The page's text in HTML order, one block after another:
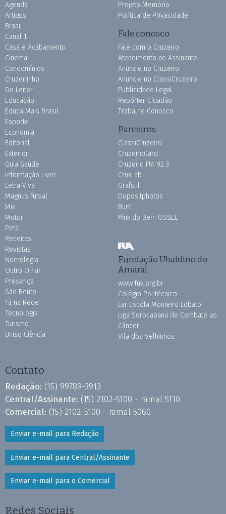
Agenda
Artigos
Brasil
Canal 1
Casa e Acabamento
Cinema
Condomínios
Cruzeirinho
Do Leitor
Educação
Educa Mais Brasil
Esporte
Economia
Editorial
Exterior
Guia Saúde
Informação Livre
Letra Viva
Magnus Futsal
Mix
Motor
Pets
Receitas
Revistas
Necrologia
Outro Olhar
Presença
São Bento
Tá na Rede
Tecnologia
Turismo
Uniso Ciência
Projeto Memória
Política de Privacidade
Fale conosco
Fale com o Cruzeiro
Atendimento ao Assinante
Anuncie no Cruzeiro
Anuncie no ClassiCruzeiro
Publicidade Legal
Repórter Cidadão
Trabalhe Conosco
Parceiros
ClassiCruzeiro
CruzeiroCard
Cruzeiro FM 92.3
CruxLab
Grafsul
Depositphotos
Burh
Pink do Bem OSSEL
Fundação Ubaldino do
Amaral
www.fua.org.br
Colégio Politécnico
Lar Escola Monteiro Lobato
Liga Sorocabana de Combate ao
Câncer
Vila dos Velhinhos
Contato
Redação: (15) 99789-3913
Central/Assinante: (15) 2102-5100 - ramal 5110
Comercial: (15) 2102-5100 - ramal 5060
Enviar e-mail para Redação
Enviar e-mail para Central/Assinante
Enviar e-mail para o Comercial
Redes Sociais